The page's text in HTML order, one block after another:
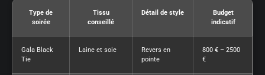
Type de
soirée
Tissu
conseillé
Détail de style
Budget
indicatif
Gala Black
Tie
Laine et soie
Revers en
pointe
800 € – 2500
€